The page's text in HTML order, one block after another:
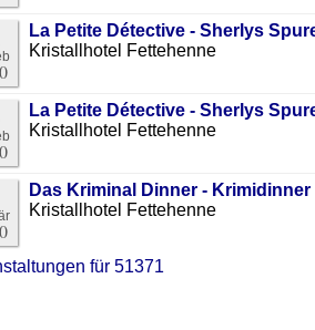
La Petite Détective - Sherlys
Kristallhotel Fettehenne
La Petite Détective - Sherlys
Kristallhotel Fettehenne
Das Kriminal Dinner -
Kristallhotel Fettehenne
für 51371